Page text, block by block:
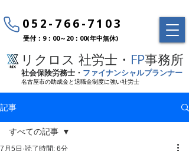
052-766-7103
受付：9：00～20：00(年中無休)
リクロス 社労士・ FP事務所
社会保険労務士・ ファイナンシャルプランナー
名古屋市の助成金と退職金制度に強い社労士
記事
すべての記事
7月5日 読了時間: 6分